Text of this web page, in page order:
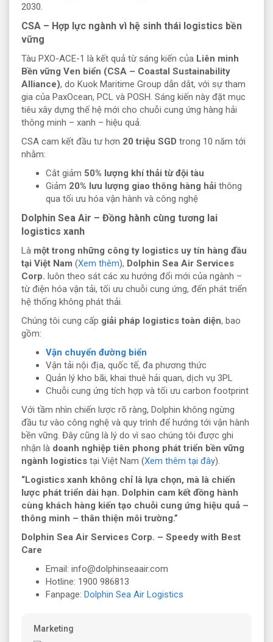
2030.
CSA – Hợp lực ngành vì hệ sinh thái logistics bền
vững
Tàu PXO-ACE-1 là kết quả từ sáng kiến của Liên minh
Bền vững Ven biển (CSA – Coastal Sustainability
Alliance), do Kuok Maritime Group dẫn dắt, với sự tham
gia của PaxOcean, PCL và POSH. Sáng kiến này đặt mục
tiêu xây dựng thế hệ mới cho chuỗi cung ứng hàng hải
thông minh – xanh – hiệu quả.
CSA cam kết đầu tư hơn 20 triệu SGD trong 10 năm tới
nhằm:
Cắt giảm 50% lượng khí thải từ đội tàu
Giảm 20% lưu lượng giao thông hàng hải thông
qua tối ưu hóa vận hành và công nghệ
Dolphin Sea Air – Đồng hành cùng tương lai
logistics xanh
Là một trong những công ty logistics uy tín hàng đầu
tại Việt Nam (Xem thêm), Dolphin Sea Air Services
Corp. luôn theo sát các xu hướng đổi mới của ngành –
từ điện hóa vận tải, tối ưu chuỗi cung ứng, đến phát triển
hệ thống không phát thải.
Chúng tôi cung cấp giải pháp logistics toàn diện, bao
gồm:
Vận chuyển đường biển
Vận tải nội địa, quốc tế, đa phương thức
Quản lý kho bãi, khai thuê hải quan, dịch vụ 3PL
Chuỗi cung ứng tích hợp và tối ưu carbon footprint
Với tầm nhìn chiến lược rõ ràng, Dolphin không ngừng
đầu tư vào công nghệ và quy trình để hướng tới vận hành
bền vững. Đây cũng là lý do vì sao chúng tôi được ghi
nhận là doanh nghiệp tiên phong phát triển bền vững
ngành logistics tại Việt Nam (Xem thêm tại đây).
“Logistics xanh không chỉ là lựa chọn, mà là chiến
lược phát triển dài hạn. Dolphin cam kết đồng hành
cùng khách hàng kiến tạo chuỗi cung ứng hiệu quả –
thông minh – thân thiện môi trường.”
Dolphin Sea Air Services Corp. – Speedy with Best
Care
Email: info@dolphinseaair.com
Hotline: 1900 986813
Fanpage: Dolphin Sea Air Logistics
Marketing